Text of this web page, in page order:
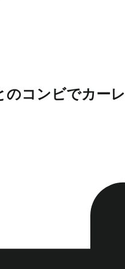
のコンビでカー